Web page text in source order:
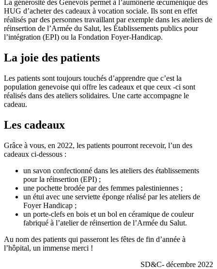
La générosité des Genevois permet à l’aumônerie œcuménique des
HUG d’acheter des cadeaux à vocation sociale. Ils sont en effet
réalisés par des personnes travaillant par exemple dans les ateliers de
réinsertion de l’Armée du Salut, les Établissements publics pour
l’intégration (EPI) ou la Fondation Foyer-Handicap.
La joie des patients
Les patients sont toujours touchés d’apprendre que c’est la
population genevoise qui offre les cadeaux et que ceux -ci sont
réalisés dans des ateliers solidaires. Une carte accompagne le
cadeau.
Les cadeaux
Grâce à vous, en 2022, les patients pourront recevoir, l’un des
cadeaux ci-dessous :
un savon confectionné dans les ateliers des établissements
pour la réinsertion (EPI) ;
une pochette brodée par des femmes palestiniennes ;
un étui avec une serviette éponge réalisé par les ateliers de
Foyer Handicap ;
un porte-clefs en bois et un bol en céramique de couleur
fabriqué à l’atelier de réinsertion de l’Armée du Salut.
Au nom des patients qui passeront les fêtes de fin d’année à
l’hôpital, un immense merci !
SD&C- décembre 2022